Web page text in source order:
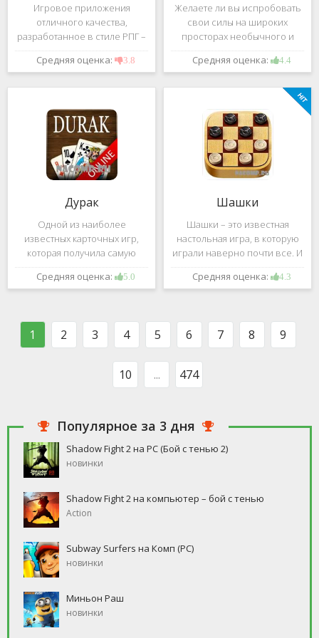
Игровое приложения
отличного качества,
разработанное в стиле РПГ –
это, конечно же, Dark
Avenger. В ней вы сможете
большое количество
проблем на свою
Средняя оценка: 3.8
Желаете ли вы испробовать
свои силы на широких
просторах необычного и
удивительного мира,
который наполнен
Если да, тогда вам к нам. Игра,
которую мы вам предложим
ниже и о
Средняя оценка: 4.4
Дурак
Одной из наиболее
известных карточных игр,
которая получила самую
большую известность среди
всех людей всех возрастных
такого человека, который бы
Средняя оценка: 5.0
Шашки
Шашки – это известная
настольная игра, в которую
играли наверно почти все. И
это не странно. Эта игра
имеет не сложные правила и
свободное время, но
Средняя оценка: 4.3
1 2 3 4 5 6 7 8 9
10 ... 474
Популярное за 3 дня
Shadow Fight 2 на PC (Бой с тенью 2)
новинки
Shadow Fight 2 на компьютер – бой с тенью
Action
Subway Surfers на Комп (PC)
новинки
Миньон Раш
новинки